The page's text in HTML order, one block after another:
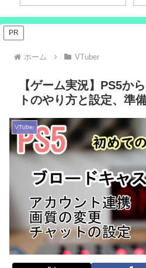
PR
ホーム VTuber
【ゲーム実況】PS5か
トのやり方と設定、準
VTuber